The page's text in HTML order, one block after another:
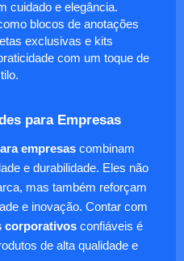
cuidado e elegância.
blocos de anotações
exclusivas e kits
com um toque de
para Empresas
empresas combinam
e durabilidade. Eles não
mas também reforçam
e inovação. Contar com
corporativos confiáveis é
de alta qualidade e